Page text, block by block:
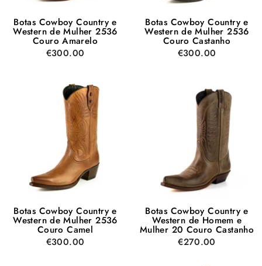
Botas Cowboy Country e
Western de Mulher 2536
Couro Amarelo
€300.00
Botas Cowboy Country e
Western de Mulher 2536
Couro Castanho
€300.00
Botas Cowboy Country e
Western de Mulher 2536
Couro Camel
€300.00
Botas Cowboy Country e
Western de Homem e
Mulher 20 Couro Castanho
€270.00